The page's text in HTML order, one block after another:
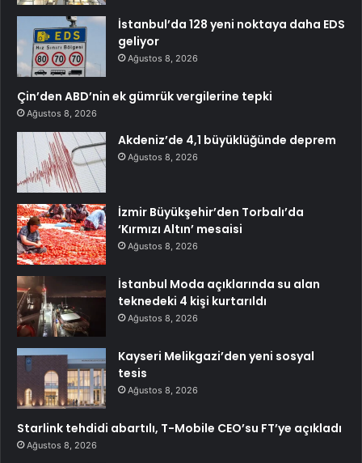
İstanbul’da 128 yeni noktaya daha EDS
geliyor
Ağustos 8, 2026
Çin’den ABD’nin ek gümrük vergilerine tepki
Ağustos 8, 2026
Akdeniz’de 4,1 büyüklüğünde deprem
Ağustos 8, 2026
İzmir Büyükşehir’den Torbalı’da
‘Kırmızı Altın’ mesaisi
Ağustos 8, 2026
İstanbul Moda açıklarında su alan
teknedeki 4 kişi kurtarıldı
Ağustos 8, 2026
Kayseri Melikgazi’den yeni sosyal
tesis
Ağustos 8, 2026
Starlink tehdidi abartılı, T-Mobile CEO’su FT’ye açıkladı
Ağustos 8, 2026